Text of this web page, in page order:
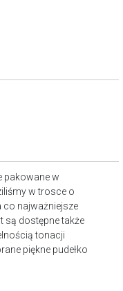
pakowane w
w trosce o
co najważniejsze
są dostępne także
tonacji
piękne pudełko